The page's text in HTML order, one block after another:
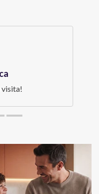
visita!